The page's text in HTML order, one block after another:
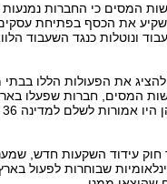
ברשות המסים כי החברות
את הכסף בפתיחת
ונוטלות כנגד השעבוד
להציג את הפעולות הללו
המסים, חברות שפעלו
חוק עידוד השקעות חדש,
לחברות בינלאומיות שבוחרות